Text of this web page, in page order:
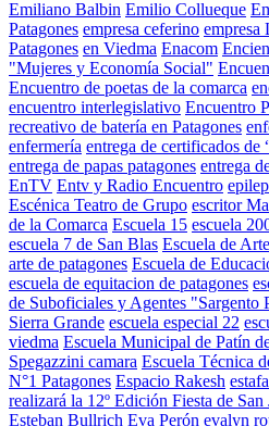
Emiliano Balbin Emilio Collueque
Patagones empresa ceferino empresa
Patagones en Viedma Enacom
"Mujeres y Economía Social"
Encuentro de poetas de la comarca
encuentro interlegislativo Encuentro
recreativo de batería en Patagones
enfermería entrega de certificados
entrega de papas patagones entrega
EnTV Entv y Radio Encuentro
Escénica Teatro de Grupo escritor
de la Comarca Escuela 15 escuela
escuela 7 de San Blas Escuela de
arte de patagones Escuela de
escuela de equitacion de patagones
de Suboficiales y Agentes "Sargento
Sierra Grande escuela especial 22
viedma Escuela Municipal de Patín
Spegazzini camara Escuela Técnica
N°1 Patagones Espacio Rakesh
realizará la 12º Edición Fiesta de
Esteban Bullrich Eva Perón evalyn